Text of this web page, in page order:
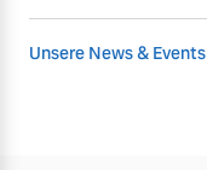
Unsere News & Events